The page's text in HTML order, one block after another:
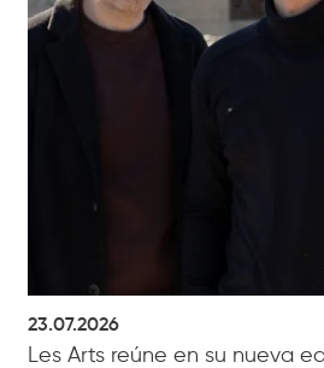
23.07.2026
Les Arts reúne en su nueva